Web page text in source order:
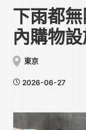
下雨都
內購物
東京
2026-06-27